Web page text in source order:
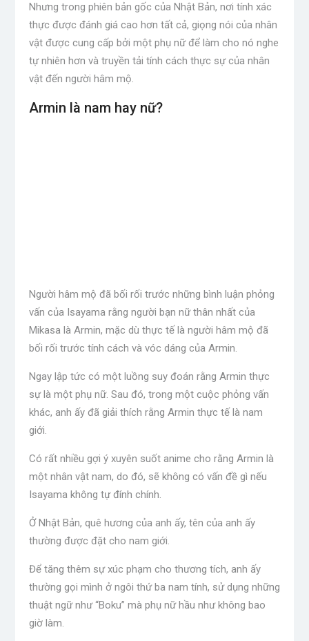
Nhưng trong phiên bản gốc của Nhật Bản, nơi tính xác
thực được đánh giá cao hơn tất cả, giọng nói của nhân
vật được cung cấp bởi một phụ nữ để làm cho nó nghe
tự nhiên hơn và truyền tải tính cách thực sự của nhân
vật đến người hâm mộ.
Armin là nam hay nữ?
Người hâm mộ đã bối rối trước những bình luận phỏng
vấn của Isayama rằng người bạn nữ thân nhất của
Mikasa là Armin, mặc dù thực tế là người hâm mộ đã
bối rối trước tính cách và vóc dáng của Armin.
Ngay lập tức có một luồng suy đoán rằng Armin thực
sự là một phụ nữ. Sau đó, trong một cuộc phỏng vấn
khác, anh ấy đã giải thích rằng Armin thực tế là nam
giới.
Có rất nhiều gợi ý xuyên suốt anime cho rằng Armin là
một nhân vật nam, do đó, sẽ không có vấn đề gì nếu
Isayama không tự đính chính.
Ở Nhật Bản, quê hương của anh ấy, tên của anh ấy
thường được đặt cho nam giới.
Để tăng thêm sự xúc phạm cho thương tích, anh ấy
thường gọi mình ở ngôi thứ ba nam tính, sử dụng những
thuật ngữ như “Boku” mà phụ nữ hầu như không bao
giờ làm.